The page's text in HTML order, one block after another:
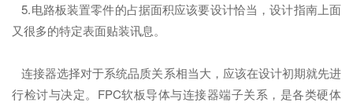
5.电路板装置零件的占据面积应该要设计恰当，设计指南上面
又很多的特定表面贴装讯息。
连接器选择对于系统品质关系相当大，应该在设计初期就先进
行检讨与决定。FPC软板导体与连接器端子关系，是各类硬体